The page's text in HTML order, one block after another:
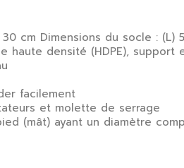
cm Dimensions du socle : (L)
haute densité (HDPE), support
facilement
et molette de serrage
(mât) ayant un diamètre